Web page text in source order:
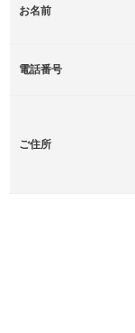
お名前
電話番号
ご住所